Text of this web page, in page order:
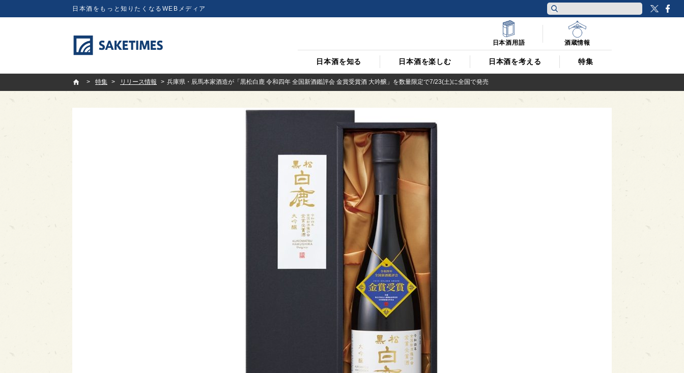
日本酒をもっと知りたくなるWEBメディア
日本酒を知る 日本酒を楽しむ 日本酒を考える 特集
日本酒用語 酒蔵情報
SAKETIMES
特集
リリース情報 兵庫県・辰馬本家酒造が「黒松白鹿 令和四年 全国新酒鑑評会 金賞受賞酒 大吟醸」を数量限定で7/23(土)に全国で発売